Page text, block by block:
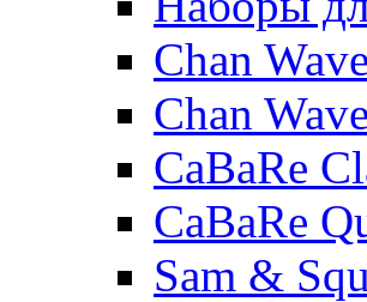
Chan
Chan
CaBaRe
CaBaRe
Sam &